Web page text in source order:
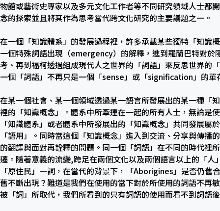
物館或藝術史專家以及多元文化工作者等不同研究領域人士都
念的探索並且將其作為思考當代跨文化研究的主要議題之一。
在一個「知識體系」的發展過程裡，許多承載某些獨特「知識
一個特殊詞語出現（emergency）的解釋，進到羅蘭巴特對
考、再到福柯透過組成現代人之世界的「詞語」來反思世界的
一個「詞語」不再只是一個「sense」或「signification」的單
在某一個社會、某一個領域透過某一語言所發展出的某一種「
裡的「知識概念」。體系中所牽連在一起的所有人士，無論是
「知識體系」或者體系中所發展出的「知識概念」共同發展
「語用」。同時當這個「知識概念」進入到交流、分享與傳
的翻譯與面對再詮釋的問題。同一個「詞語」在不同的時代裡
遷。隨著意義的流變,跨足在兩個文化以及兩個語言以上的「
「原住民」一詞，在當代的背景下，「Aborigines」是否仍
舊不斷出現？難道是我們在使用的當下對於所使用的詞語不再
被「詞」所取代，我們所看到的只有詞語的使用而看不到詞語